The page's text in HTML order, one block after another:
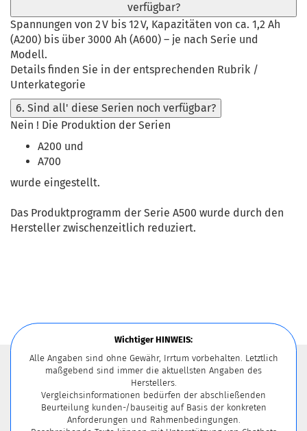
verfügbar?
Spannungen von 2 V bis 12 V, Kapazitäten von ca. 1,2 Ah
(A200) bis über 3000 Ah (A600) – je nach Serie und
Modell.
Details finden Sie in der entsprechenden Rubrik /
Unterkategorie
6. Sind all' diese Serien noch verfügbar?
Nein ! Die Produktion der Serien
A200 und
A700
wurde eingestellt.
Das Produktprogramm der Serie A500 wurde durch den
Hersteller zwischenzeitlich reduziert.
Wichtiger HINWEIS:
Alle Angaben sind ohne Gewähr, Irrtum vorbehalten. Letztlich
maßgebend sind immer die aktuellsten Angaben des
Herstellers.
Vergleichsinformationen bedürfen der abschließenden
Beurteilung kunden-/bauseitig auf Basis der konkreten
Anforderungen und Rahmenbedingungen.